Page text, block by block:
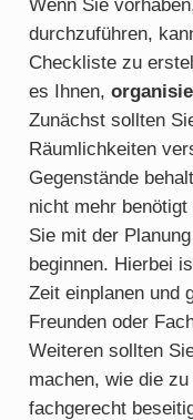
Wenn Sie
durchzuführen,
Checkliste zu
es Ihnen,
Zunächst sollten
Räumlichkeiten
Gegenstände
nicht mehr
Sie mit der
beginnen. Hierbei
Zeit einplanen und
Freunden oder
Weiteren sollten
machen, wie die
fachgerecht